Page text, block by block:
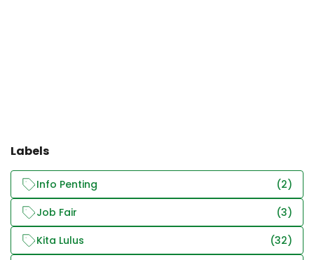
Labels
Info Penting
(2)
Job Fair
(3)
Kita Lulus
(32)